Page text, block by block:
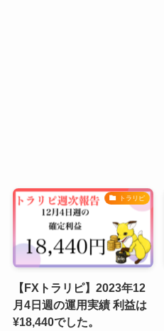
トラリピ
【FXトラリピ】2023年12
月4日週の運用実績 利益は
¥18,440でした。